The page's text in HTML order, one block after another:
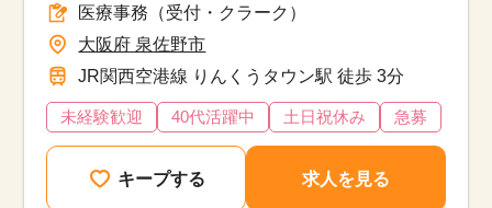
医療事務（受付・クラーク）
大阪府 泉佐野市
JR関西空港線 りんくうタウン駅 徒歩 3分
未経験歓迎 40代活躍中 土日祝休み 急募
キープする 求人を見る